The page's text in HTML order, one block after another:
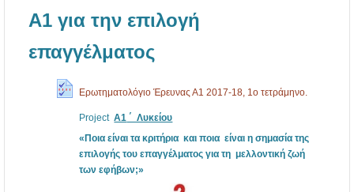
Α1 για την επιλογή
επαγγέλματος
Ερωτηματολόγιο Έρευνας Α1 2017-18, 1ο τετράμηνο.
Project A1 ΄ Λυκείου
«Ποια είναι τα κριτήρια και ποια είναι η σημασία της
επιλογής του επαγγέλματος για τη μελλοντική ζωή
των εφήβων;»